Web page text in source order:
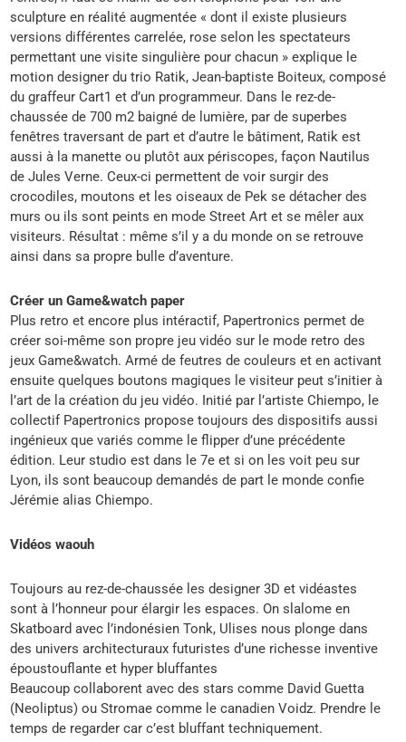
sculpture en réalité augmentée « dont il existe plusieurs
versions différentes carrelée, rose selon les spectateurs
permettant une visite singulière pour chacun » explique le
motion designer du trio Ratik, Jean-baptiste Boiteux, composé
du graffeur Cart1 et d’un programmeur. Dans le rez-de-
chaussée de 700 m2 baigné de lumière, par de superbes
fenêtres traversant de part et d’autre le bâtiment, Ratik est
aussi à la manette ou plutôt aux périscopes, façon Nautilus
de Jules Verne. Ceux-ci permettent de voir surgir des
crocodiles, moutons et les oiseaux de Pek se détacher des
murs ou ils sont peints en mode Street Art et se mêler aux
visiteurs. Résultat : même s’il y a du monde on se retrouve
ainsi dans sa propre bulle d’aventure.
Créer un Game&watch paper
Plus retro et encore plus intéractif, Papertronics permet de
créer soi-même son propre jeu vidéo sur le mode retro des
jeux Game&watch. Armé de feutres de couleurs et en activant
ensuite quelques boutons magiques le visiteur peut s’initier à
l’art de la création du jeu vidéo. Initié par l’artiste Chiempo, le
collectif Papertronics propose toujours des dispositifs aussi
ingénieux que variés comme le flipper d’une précédente
édition. Leur studio est dans le 7e et si on les voit peu sur
Lyon, ils sont beaucoup demandés de part le monde confie
Jérémie alias Chiempo.
Vidéos waouh
Toujours au rez-de-chaussée les designer 3D et vidéastes
sont à l’honneur pour élargir les espaces. On slalome en
Skatboard avec l’indonésien Tonk, Ulises nous plonge dans
des univers architecturaux futuristes d’une richesse inventive
époustouflante et hyper bluffantes
Beaucoup collaborent avec des stars comme David Guetta
(Neoliptus) ou Stromae comme le canadien Voidz. Prendre le
temps de regarder car c’est bluffant techniquement.